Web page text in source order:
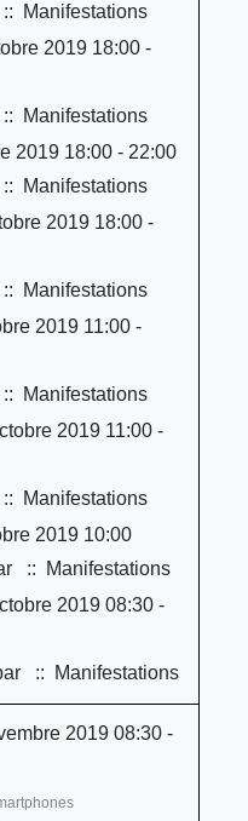
:: Manifestations
2019 18:00 -
:: Manifestations
2019 18:00 - 22:00
:: Manifestations
2019 18:00 -
:: Manifestations
2019 11:00 -
:: Manifestations
2019 11:00 -
:: Manifestations
2019 10:00
:: Manifestations
2019 08:30 -
:: Manifestations
2019 08:30 -